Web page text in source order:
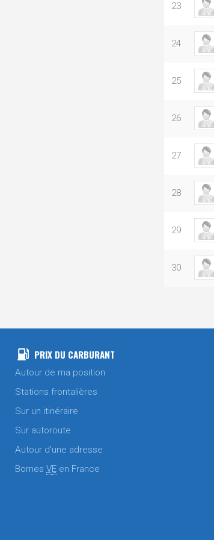
23
24
25
26
27
28
29
30
PRIX DU CARBURANT
Autour de ma position
Stations frontalières
Sur un itinéraire
Sur autoroute
Autour d'une adresse
Bornes VE en France